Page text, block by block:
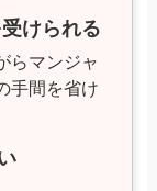
けられる
らマンジャ
手間を省け